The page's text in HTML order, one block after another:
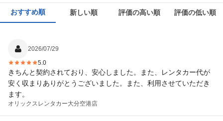
おすすめ順 新しい順 評価の高い順 評価の低い順
2026/07/29
5.0
きちんと契約されており、安心しました。また、レンタカー代が
安く収まりありがとうございました。また、利用させていただき
ます。
オリックスレンタカー大分空港店